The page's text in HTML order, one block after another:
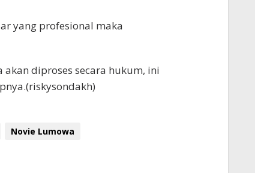
yang profesional maka
diproses secara hukum, ini
Novie Lumowa